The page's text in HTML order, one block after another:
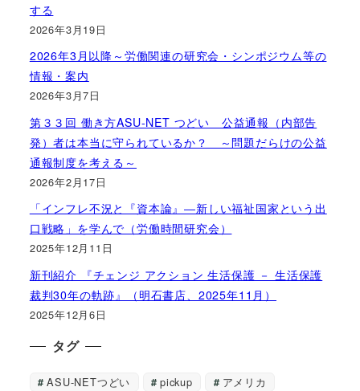
する
2026年3月19日
2026年3月以降～労働関連の研究会・シンポジウム等の
情報・案内
2026年3月7日
第３３回 働き方ASU-NET つどい 公益通報（内部告
発）者は本当に守られているか？ ～問題だらけの公益
通報制度を考える～
2026年2月17日
「インフレ不況と『資本論』―新しい福祉国家という出
口戦略」を学んで（労働時間研究会）
2025年12月11日
新刊紹介 『チェンジ アクション 生活保護 － 生活保護
裁判30年の軌跡』（明石書店、2025年11月）
2025年12月6日
タグ
ASU-NETつどい pickup
アメリカ